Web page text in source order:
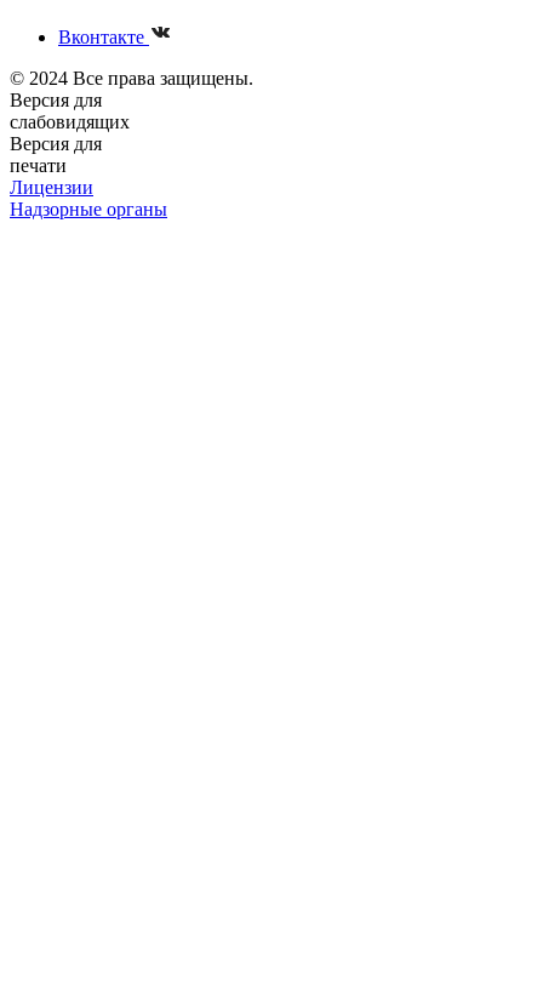
Вконтакте
© 2024 Все права защищены.
Версия для
слабовидящих
Версия для
печати
Лицензии
Надзорные органы